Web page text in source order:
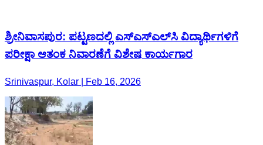
ಶ್ರೀನಿವಾಸಪುರ: ಪಟ್ಟಣದಲ್ಲಿ ಎಸ್‌ಎಸ್‌ಎಲ್‌ಸಿ ವಿದ್ಯಾರ್ಥಿಗಳಿಗೆ
ಪರೀಕ್ಷಾ ಆತಂಕ ನಿವಾರಣೆಗೆ ವಿಶೇಷ ಕಾರ್ಯಗಾರ
Srinivaspur, Kolar | Feb 16, 2026